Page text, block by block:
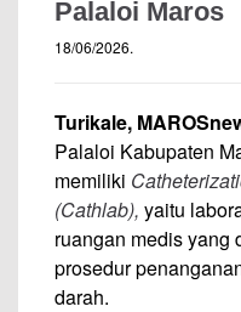
Palaloi Maros
18/06/2026.
Turikale,
Palaloi Kabupaten
memiliki
(Cathlab), yaitu
ruangan medis yang
prosedur
darah.